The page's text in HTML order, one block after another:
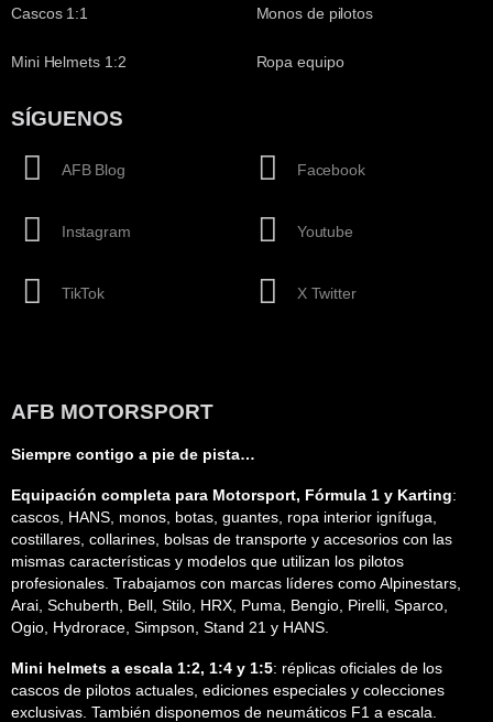
Cascos 1:1
Mini Helmets 1:2
Monos de pilotos
Ropa equipo
SÍGUENOS
AFB Blog
Instagram
TikTok
Facebook
Youtube
X Twitter
AFB MOTORSPORT
Siempre contigo a pie de pista…
Equipación completa para Motorsport, Fórmula 1 y Karting:
cascos, HANS, monos, botas, guantes, ropa interior ignífuga,
costillares, collarines, bolsas de transporte y accesorios con las
mismas características y modelos que utilizan los pilotos
profesionales. Trabajamos con marcas líderes como Alpinestars,
Arai, Schuberth, Bell, Stilo, HRX, Puma, Bengio, Pirelli, Sparco,
Ogio, Hydrorace, Simpson, Stand 21 y HANS.
Mini helmets a escala 1:2, 1:4 y 1:5: réplicas oficiales de los
cascos de pilotos actuales, ediciones especiales y colecciones
exclusivas. También disponemos de neumáticos F1 a escala.